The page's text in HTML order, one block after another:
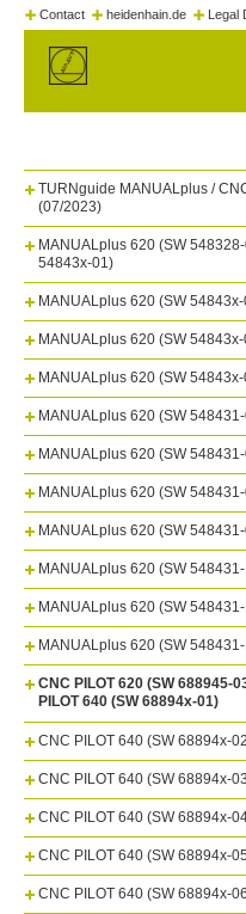
Contact heidenhain.de Legal
TURNguide MANUALplus /
(07/2023)
MANUALplus 620 (SW
54843x-01)
MANUALplus 620 (SW
MANUALplus 620 (SW
MANUALplus 620 (SW
MANUALplus 620 (SW
MANUALplus 620 (SW
MANUALplus 620 (SW
MANUALplus 620 (SW
MANUALplus 620 (SW
MANUALplus 620 (SW
MANUALplus 620 (SW
CNC PILOT 620 (SW 688945-
PILOT 640 (SW 68894x-01)
CNC PILOT 640 (SW 68894x-
CNC PILOT 640 (SW 68894x-
CNC PILOT 640 (SW 68894x-
CNC PILOT 640 (SW 68894x-
CNC PILOT 640 (SW 68894x-